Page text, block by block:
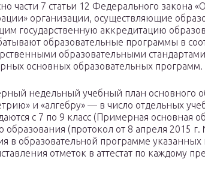
части 7 статьи 12 Федерального закона
организации, осуществляющие
государственную аккредитацию
образовательные программы в
образовательными
основных образовательных программ.
недельный учебный план основного
и «алгебру» — в число отдельных
с 7 по 9 класс (Примерная основная
образования (протокол от 8 апреля 2015
в образовательной программе
отметок в аттестат по каждому